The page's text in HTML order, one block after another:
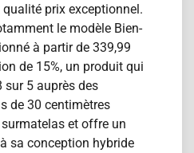
prix exceptionnel.
le modèle Bien-
à partir de 339,99
de 15%, un produit qui
sur 5 auprès des
de 30 centimètres
surmatelas et offre un
sa conception hybride